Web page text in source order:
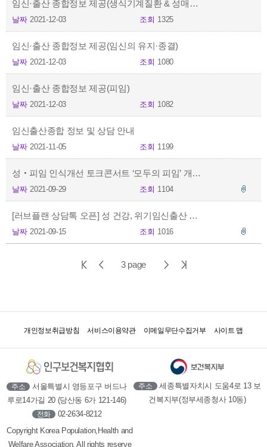
임신·출산 종합정보 제공(생식기계질환 & 성매개감염병)
날짜 2021-12-03 조회 1325
임신·출산 종합정보 제공(임신의 유지·종결)
날짜 2021-12-03 조회 1080
임신·출산 종합정보 제공(피임)
날짜 2021-12-03 조회 1082
임신출산종합 정보 및 상담 안내
날짜 2021-11-05 조회 1199
성‧피임 인식개선 토크콘서트 ‘모두의 피임’ 개최 (9.24)
날짜 2021-09-29 조회 1104
[러브플랜 상담톡 오픈] 성 건강, 위기임신출산 상담, 러브플랜 카카오톡에서 상담 받으세요.
날짜 2021-09-15 조회 1016
첫
이
지
3 page
다
지
마
이
개인정보취급방침 서비스이용약관 이메일무단수집거부 사이트 맵
주소
서울특별시 영등포구 버드나
루로14가길 20 (당산동 6가 121-146)
전화 02-2634-8212
Copyright Korea Population,Health and
Welfare Association. All rights reserve
주소
세종특별자치시 도움4로 13 보
건복지부(정부세종청사 10동)